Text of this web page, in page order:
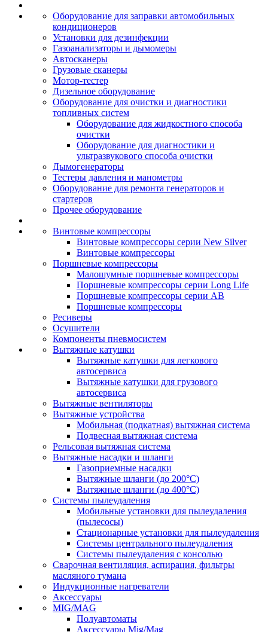
Оборудование для заправки автомобильных
кондиционеров
Установки для дезинфекции
Газоанализаторы и дымомеры
Автосканеры
Грузовые сканеры
Мотор-тестер
Дизельное оборудование
Оборудование для очистки и диагностики
топливных систем
Оборудование для жидкостного способа
очистки
Оборудование для диагностики и
ультразвукового способа очистки
Дымогенераторы
Тестеры давления и манометры
Оборудование для ремонта генераторов и
стартеров
Прочее оборудование
Винтовые компрессоры
Винтовые компрессоры серии New Silver
Винтовые компрессоры
Поршневые компрессоры
Малошумные поршневые компрессоры
Поршневые компрессоры серии Long Life
Поршневые компрессоры серии AB
Поршневые компрессоры
Ресиверы
Осушители
Компоненты пневмосистем
Вытяжные катушки
Вытяжные катушки для легкового
автосервиса
Вытяжные катушки для грузового
автосервиса
Вытяжные вентиляторы
Вытяжные устройства
Мобильная (подкатная) вытяжная система
Подвесная вытяжная система
Рельсовая вытяжная система
Вытяжные насадки и шланги
Газоприемные насадки
Вытяжные шланги (до 200°C)
Вытяжные шланги (до 400°C)
Системы пылеудаления
Мобильные установки для пылеудаления
(пылесосы)
Стационарные установки для пылеудаления
Системы центрального пылеудаления
Системы пылеудаления с консолью
Сварочная вентиляция, аспирация, фильтры
масляного тумана
Индукционные нагреватели
Аксессуары
MIG/MAG
Полуавтоматы
Аксессуары Mig/Mag